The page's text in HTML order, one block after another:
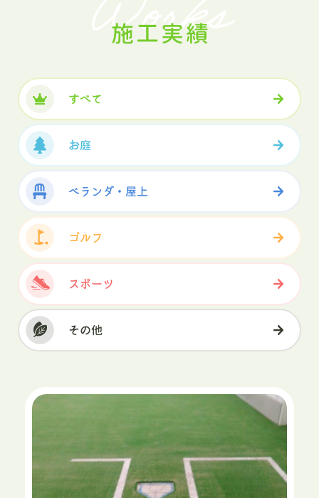
Works
施工実績
すべて
お庭
ベランダ・屋上
ゴルフ
スポーツ
その他